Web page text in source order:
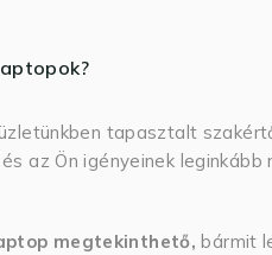
tapasztalt
az Ön igényeinek
megtekinthető,bármit